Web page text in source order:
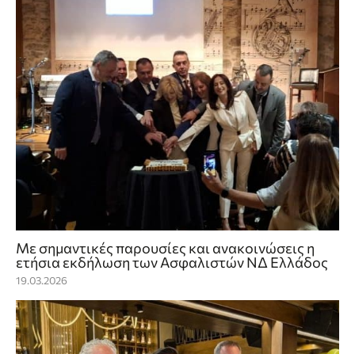
Με σημαντικές παρουσίες και ανακοινώσεις η
ετήσια εκδήλωση των Ασφαλιστών ΝΔ Ελλάδος
19.03.2026